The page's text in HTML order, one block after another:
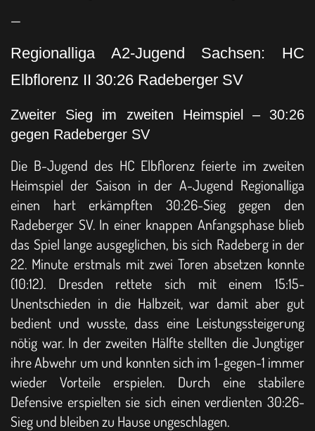
—
Regionalliga A2-Jugend Sachsen: HC
Elbflorenz II 30:26 Radeberger SV
Zweiter Sieg im zweiten Heimspiel – 30:26
gegen Radeberger SV
Die B-Jugend des HC Elbflorenz feierte im zweiten
Heimspiel der Saison in der A-Jugend Regionalliga
einen hart erkämpften 30:26-Sieg gegen den
Radeberger SV. In einer knappen Anfangsphase blieb
das Spiel lange ausgeglichen, bis sich Radeberg in der
22. Minute erstmals mit zwei Toren absetzen konnte
(10:12). Dresden rettete sich mit einem 15:15-
Unentschieden in die Halbzeit, war damit aber gut
bedient und wusste, dass eine Leistungssteigerung
nötig war. In der zweiten Hälfte stellten die Jungtiger
ihre Abwehr um und konnten sich im 1-gegen-1 immer
wieder Vorteile erspielen. Durch eine stabilere
Defensive erspielten sie sich einen verdienten 30:26-
Sieg und bleiben zu Hause ungeschlagen.